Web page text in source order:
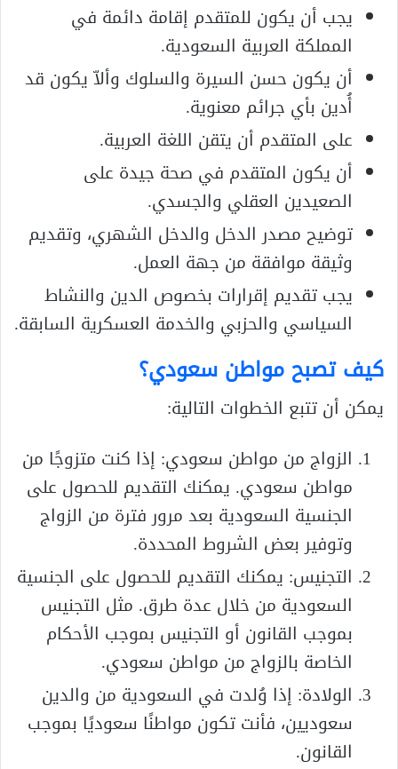
يجب أن يكون للمتقدم إقامة دائمة في
المملكة العربية السعودية.
أن يكون حسن السيرة والسلوك وألاّ يكون قد
أُدين بأي جرائم معنوية.
على المتقدم أن يتقن اللغة العربية.
أن يكون المتقدم في صحة جيدة على
الصعيدين العقلي والجسدي.
توضيح مصدر الدخل والدخل الشهري، وتقديم
وثيقة موافقة من جهة العمل.
يجب تقديم إقرارات بخصوص الدين والنشاط
السياسي والحزبي والخدمة العسكرية السابقة.
كيف تصبح مواطن سعودي؟
يمكن أن تتبع الخطوات التالية:
الزواج من مواطن سعودي: إذا كنت متزوجًا من
مواطن سعودي. يمكنك التقديم للحصول على
الجنسية السعودية بعد مرور فترة من الزواج
وتوفير بعض الشروط المحددة.
التجنيس: يمكنك التقديم للحصول على الجنسية
السعودية من خلال عدة طرق. مثل التجنيس
بموجب القانون أو التجنيس بموجب الأحكام
الخاصة بالزواج من مواطن سعودي.
الولادة: إذا وُلدت في السعودية من والدين
سعوديين، فأنت تكون مواطنًا سعوديًا بموجب
القانون.